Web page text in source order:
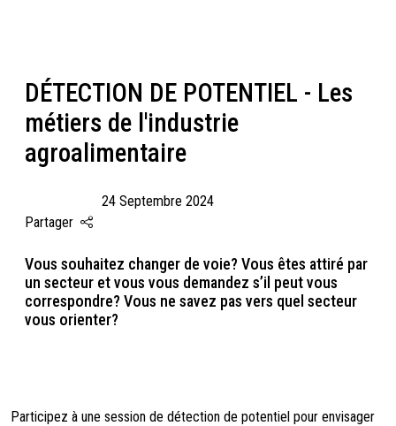
DÉTECTION DE POTENTIEL - Les
métiers de l'industrie
agroalimentaire
24 Septembre 2024
Partager
Vous souhaitez changer de voie? Vous êtes attiré par
un secteur et vous vous demandez s’il peut vous
correspondre? Vous ne savez pas vers quel secteur
vous orienter?​
Participez à une session de détection de potentiel pour envisager